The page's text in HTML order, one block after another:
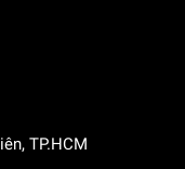
TP.HCM